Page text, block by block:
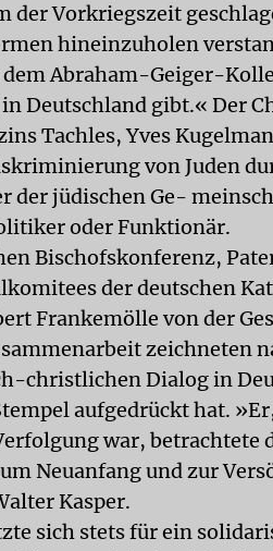
der Vorkriegszeit
hineinzuholen
Abraham-Geiger-
Deutschland gibt.« Der
Tachles, Yves
von Juden
der jüdischen Ge-
oder Funktionär.
Bischofskonferenz,
der deutschen
Frankemölle von der
zeichneten
christlichen Dialog in
aufgedrückt hat.
war, betrachtete
Neuanfang und zur
Kasper.
sich stets für ein